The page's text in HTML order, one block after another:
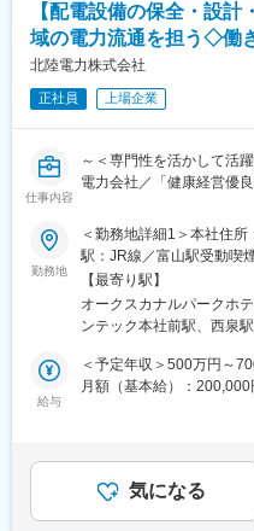
※なお、総合職採用のため
門や同一部門内でのジョ
成いただく場合があります
■やりがい：
・自身のアイデアを形に
取り組むことも可能です。
・エネルギー、金融、ゼ
採用者が在籍しています
できます。
・現在、脱炭素化に向け
お客さまに拡大しており
ボンニュトラルビジネス
◎豊富な水資源を活用し
源を開発した独自のエネ
費用は支給されます。社
いただきます。
◎ワークライフバランス
【配電設備の保全・設
域の電力流通を担う◇働
北陸電力株式会社
正社員 上場企業
仕事内容
～＜専門性を活かして活
電力会社／「健康経営優
プライベートも充実～
■業務内容：
～地域の生活の基盤を支
当社にて、配電設備の巡
係る業務をお任せします。
■働きやすい環境：
◇UIターン歓迎／入社の
◇社内規定に該当する場
勤務地
＜勤務地詳細1＞本社住
駅：JR線／富山駅受動喫
石川支店住所：石川県金
駅：北鉄石川線／野町駅
細3＞福井支店住所：福井
【最寄り駅】
オークスカナルパークホ
ンテック本社前駅、西泉
給与
＜予定年収＞500万円～
月額（基本給）：
る可能性があります。月
気になる